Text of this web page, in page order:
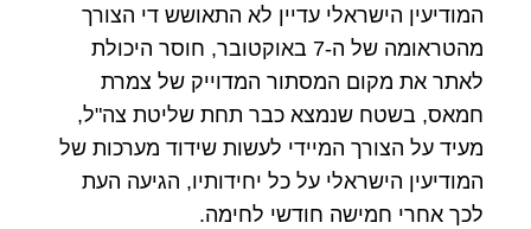
המודיעין הישראלי עדיין לא התאושש די הצורך
מהטראומה של ה-7 באוקטובר, חוסר היכולת
לאתר את מקום המסתור המדוייק של צמרת
חמאס, בשטח שנמצא כבר תחת שליטת צה"ל,
מעיד על הצורך המיידי לעשות שידוד מערכות של
המודיעין הישראלי על כל יחידותיו, הגיעה העת
לכך אחרי חמישה חודשי לחימה.